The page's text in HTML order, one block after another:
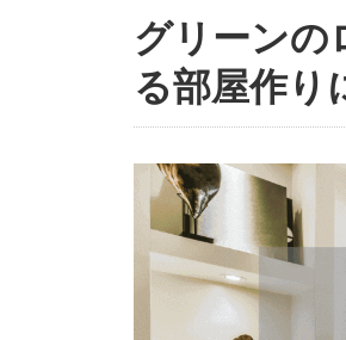
グリーンの
る部屋作り